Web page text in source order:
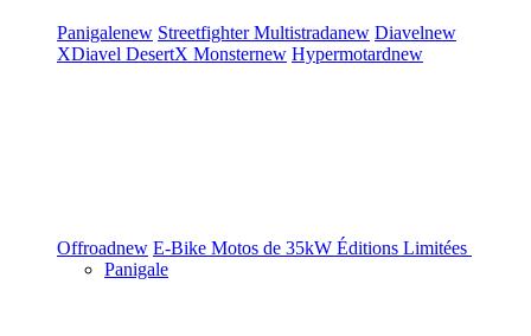
Panigalenew StreetfighterMultistradanew Diavelnew
XDiavel DesertX Monsternew Hypermotardnew
Offroadnew E-Bike Motos de 35kW Éditions Limitées
Panigale